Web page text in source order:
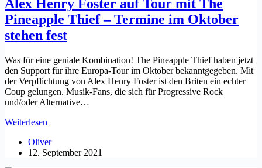
etwas
Verrücktheit
auf
dem
Weg
oben
Alex Henry Foster auf Tour mit The
Pineapple Thief – Termine im Oktober
stehen fest
Was für eine geniale Kombination! The Pineapple Thief haben jetzt
den Support für ihre Europa-Tour im Oktober bekanntgegeben. Mit
der Verpflichtung von Alex Henry Foster ist den Briten ein echter
Coup gelungen. Musik-Fans, die sich für Progressive Rock
und/oder Alternative…
Weiterlesen
Foster
auf
Oliver
12. September 2021